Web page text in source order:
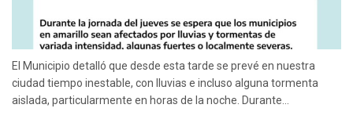
El Municipio detalló que desde esta tarde se prevé en nuestra
ciudad tiempo inestable, con lluvias e incluso alguna tormenta
aislada, particularmente en horas de la noche. Durante...